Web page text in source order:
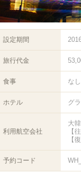
設定期間
旅行代金
食事 なし
ホテル グ
利用航空会社
大
【
【
予約コード